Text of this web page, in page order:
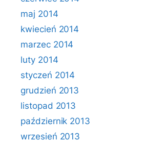
maj 2014
kwiecień 2014
marzec 2014
luty 2014
styczeń 2014
grudzień 2013
listopad 2013
październik 2013
wrzesień 2013